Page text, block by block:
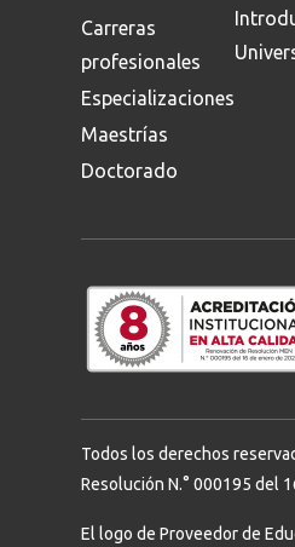
Carreras
profesionales
Especializaciones
Maestrías
Doctorado
Todos los derechos
Resolución N.° 000195 del
El logo de Proveedor de